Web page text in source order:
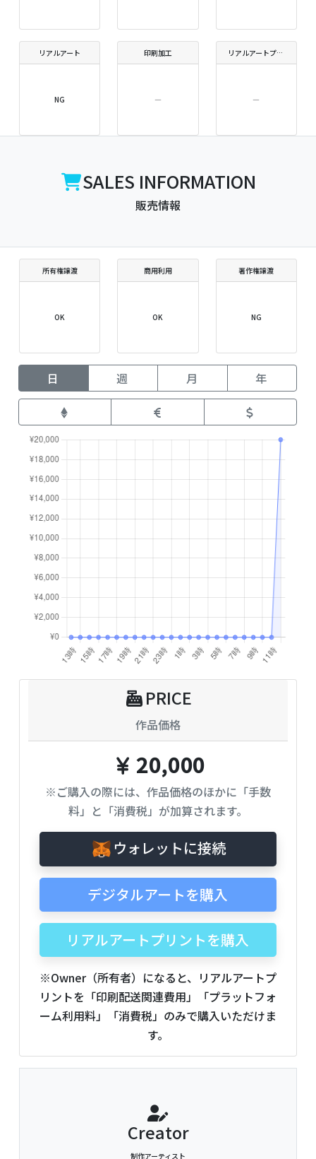
リアルアート
NG
印刷加工
―
リアルアートプリントサイズ
―
SALES INFORMATION
販売情報
所有権譲渡
OK
商用利用
OK
著作権譲渡
NG
日 週 月 年
PRICE
作品価格
20,000
※ご購入の際には、作品価格のほかに「手数
料」と「消費税」が加算されます。
ウォレットに接続
デジタルアートを購入
リアルアートプリントを購入
※Owner（所有者）になると、リアルアートプ
リントを「印刷配送関連費用」「プラットフォ
ーム利用料」「消費税」のみで購入いただけま
す。
Creator
制作アーティスト